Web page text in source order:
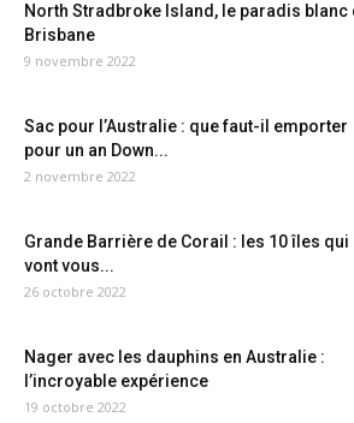
North Stradbroke Island, le paradis blanc
Brisbane
9 novembre 2022
Sac pour l’Australie : que faut-il emporter
pour un an Down...
2 novembre 2022
Grande Barrière de Corail : les 10 îles qui
vont vous...
26 octobre 2022
Nager avec les dauphins en Australie :
l’incroyable expérience
19 octobre 2022